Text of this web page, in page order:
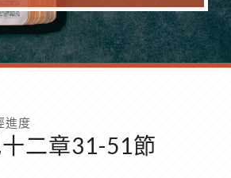
進度
二章31-51節